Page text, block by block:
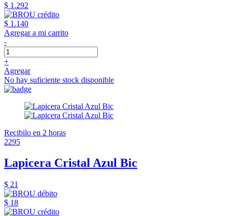
$ 1.292
$ 1.140
Agregar a mi carrito
-
+
Agregar
No hay suficiente stock disponible
Recibilo en 2 horas
2295
Lapicera Cristal Azul Bic
$ 21
$ 18